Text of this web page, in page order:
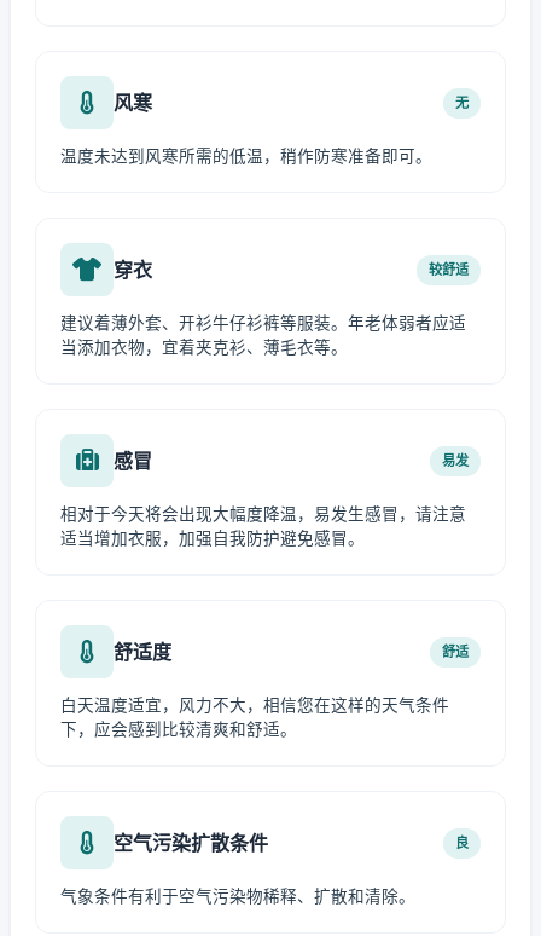
风寒 无
温度未达到风寒所需的低温，稍作防寒准备即可。
穿衣 较舒适
建议着薄外套、开衫牛仔衫裤等服装。年老体弱者应适
当添加衣物，宜着夹克衫、薄毛衣等。
感冒 易发
相对于今天将会出现大幅度降温，易发生感冒，请注意
适当增加衣服，加强自我防护避免感冒。
舒适度 舒适
白天温度适宜，风力不大，相信您在这样的天气条件
下，应会感到比较清爽和舒适。
空气污染扩散条件 良
气象条件有利于空气污染物稀释、扩散和清除。